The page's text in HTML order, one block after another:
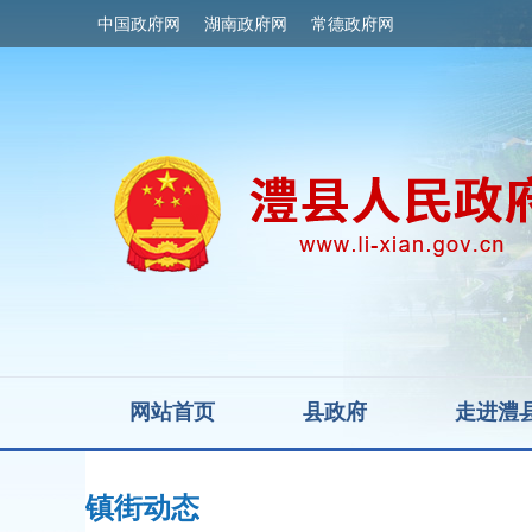
中国政府网 湖南政府网 常德政府网
网站首页 县政府 走进澧
镇街动态